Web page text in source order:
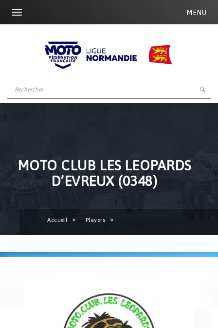
MENU
MOTO CLUB LES LEOPARDS
D’EVREUX (0348)
Accueil Players